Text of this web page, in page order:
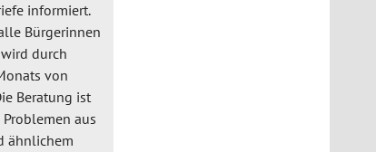
informiert.
Bürgerinnen
durch
von
Beratung ist
aus
ähnlichem